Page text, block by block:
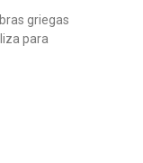
para